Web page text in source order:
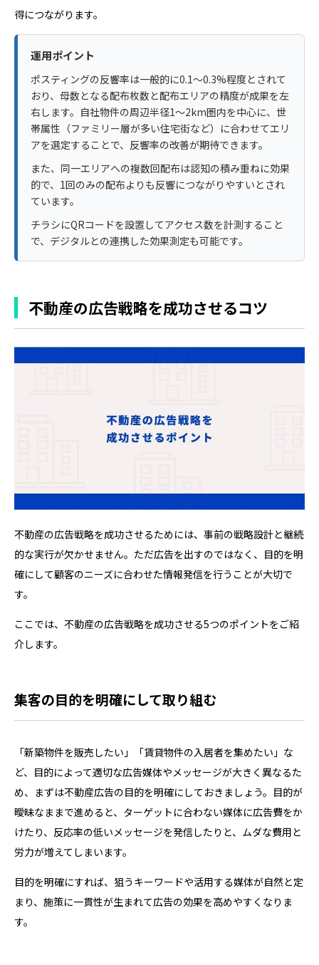
得につながります。
運用ポイント
ポスティングの反響率は一般的に0.1〜0.3%程度とされて
おり、母数となる配布枚数と配布エリアの精度が成果を左
右します。自社物件の周辺半径1〜2km圏内を中心に、世
帯属性（ファミリー層が多い住宅街など）に合わせてエリ
アを選定することで、反響率の改善が期待できます。
また、同一エリアへの複数回配布は認知の積み重ねに効果
的で、1回のみの配布よりも反響につながりやすいとされ
ています。
チラシにQRコードを設置してアクセス数を計測すること
で、デジタルとの連携した効果測定も可能です。
不動産の広告戦略を成功させるコツ
不動産の広告戦略を成功させるためには、事前の戦略設計と継続
的な実行が欠かせません。ただ広告を出すのではなく、目的を明
確にして顧客のニーズに合わせた情報発信を行うことが大切で
す。
ここでは、不動産の広告戦略を成功させる5つのポイントをご紹
介します。
集客の目的を明確にして取り組む
「新築物件を販売したい」「賃貸物件の入居者を集めたい」な
ど、目的によって適切な広告媒体やメッセージが大きく異なるた
め、まずは不動産広告の目的を明確にしておきましょう。目的が
曖昧なままで進めると、ターゲットに合わない媒体に広告費をか
けたり、反応率の低いメッセージを発信したりと、ムダな費用と
労力が増えてしまいます。
目的を明確にすれば、狙うキーワードや活用する媒体が自然と定
まり、施策に一貫性が生まれて広告の効果を高めやすくなりま
す。